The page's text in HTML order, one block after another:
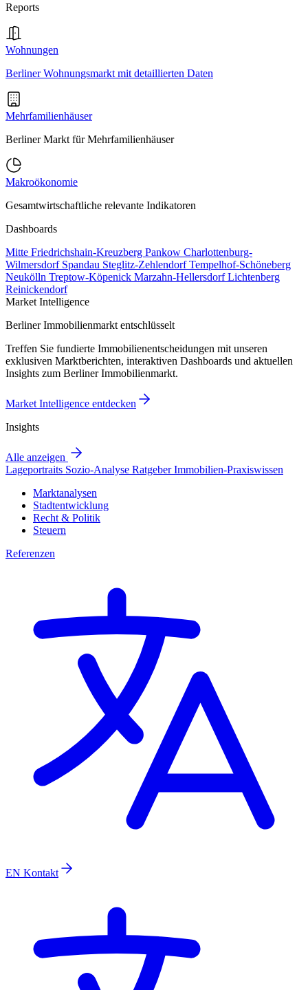
Reports
Wohnungen
Berliner Wohnungsmarkt mit detaillierten Daten
Mehrfamilienhäuser
Berliner Markt für Mehrfamilienhäuser
Makroökonomie
Gesamtwirtschaftliche relevante Indikatoren
Dashboards
Mitte Friedrichshain-Kreuzberg Pankow Charlottenburg-
Wilmersdorf Spandau Steglitz-ZehlendorfTempelhof-Schöneberg
Neukölln Treptow-Köpenick Marzahn-HellersdorfLichtenberg
Reinickendorf
Market Intelligence
Berliner Immobilienmarkt entschlüsselt
Treffen Sie fundierte Immobilienentscheidungen mit unseren
exklusiven Marktberichten, interaktiven Dashboards und aktuellen
Insights zum Berliner Immobilienmarkt.
Market Intelligence entdecken
Insights
Alle anzeigen
Lageportraits Sozio-Analyse RatgeberImmobilien-Praxiswissen
Marktanalysen
Stadtentwicklung
Recht & Politik
Steuern
Referenzen
EN Kontakt